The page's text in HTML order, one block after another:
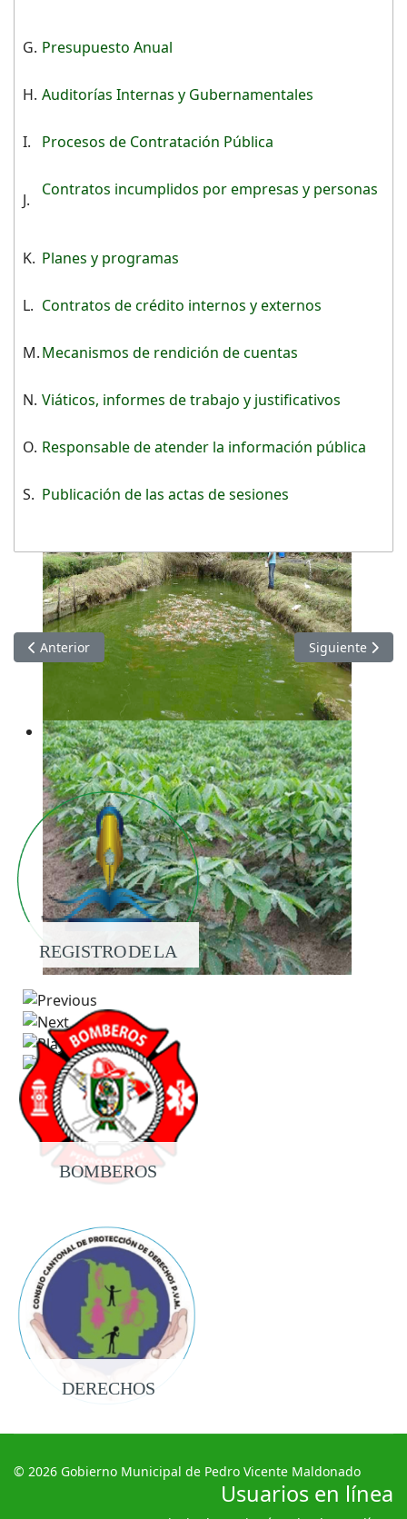
G. Presupuesto Anual
H. Auditorías Internas y Gubernamentales
I. Procesos de Contratación Pública
J.
Contratos incumplidos por empresas y personas
K. Planes y programas
L. Contratos de crédito internos y externos
M.Mecanismos de rendición de cuentas
N. Viáticos, informes de trabajo y justificativos
O. Responsable de atender la información pública
S. Publicación de las actas de sesiones
Artículo anterior: Información de OCTUBRE 2022
Anterior Artículo
Siguiente
REGISTRO DE LA
PROPIEDAD
BOMBEROS
DERECHOS
© 2026 Gobierno Municipal de Pedro Vicente Maldonado
Usuarios en línea